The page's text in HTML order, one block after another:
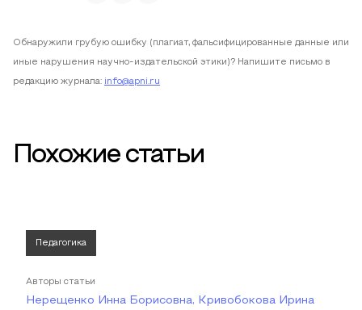
Обнаружили грубую ошибку (плагиат, фальсифицированные данные или
иные нарушения научно-издательской этики)? Напишите письмо в
редакцию журнала: info@apni.ru
Похожие статьи
Педагогика
Авторы статьи
Нерещенко Инна Борисовна, Кривобокова Ирина